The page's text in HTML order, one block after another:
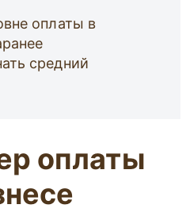
оплаты в
средний
оплаты